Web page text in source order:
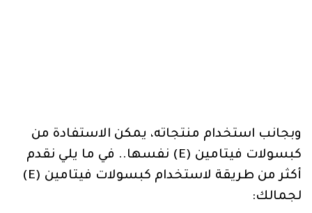
وبجانب استخدام منتجاته، يمكن الاستفادة من
كبسولات فيتامين (E) نفسها.. في ما يلي نقدم
أكثر من طريقة لاستخدام كبسولات فيتامين (E)
لجمالك: